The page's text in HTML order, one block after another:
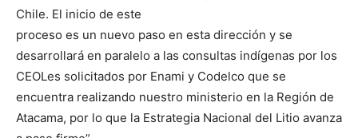
Chile. El inicio de este
proceso es un nuevo paso en esta dirección y se
desarrollará en paralelo a las consultas indígenas por los
CEOLes solicitados por Enami y Codelco que se
encuentra realizando nuestro ministerio en la Región de
Atacama, por lo que la Estrategia Nacional del Litio avanza